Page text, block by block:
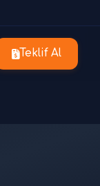
Teklif Al